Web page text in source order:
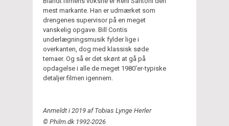
mest markante. Han er udmærket som
drengenes supervisor på en meget
vanskelig opgave. Bill Contis
underlægningsmusik fylder lige i
overkanten, dog med klassisk søde
temaer. Og så er det skønt at gå på
opdagelse i alle de meget 1980'er-typiske
detaljer filmen igennem.
Anmeldt i 2019 af Tobias Lynge Herler
© Philm.dk 1992-2026